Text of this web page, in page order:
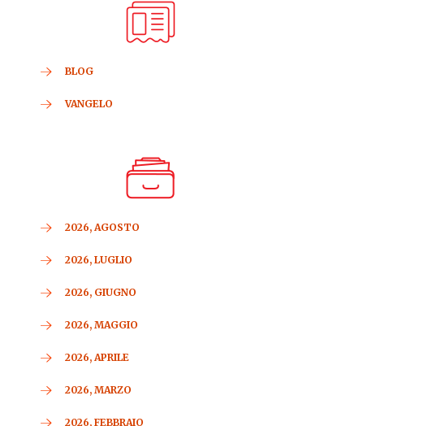
BLOG
VANGELO
2026, AGOSTO
2026, LUGLIO
2026, GIUGNO
2026, MAGGIO
2026, APRILE
2026, MARZO
2026, FEBBRAIO